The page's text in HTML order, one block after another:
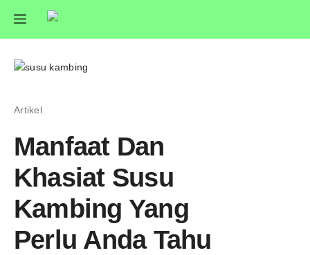
Artikel
Manfaat Dan
Khasiat Susu
Kambing Yang
Perlu Anda Tahu